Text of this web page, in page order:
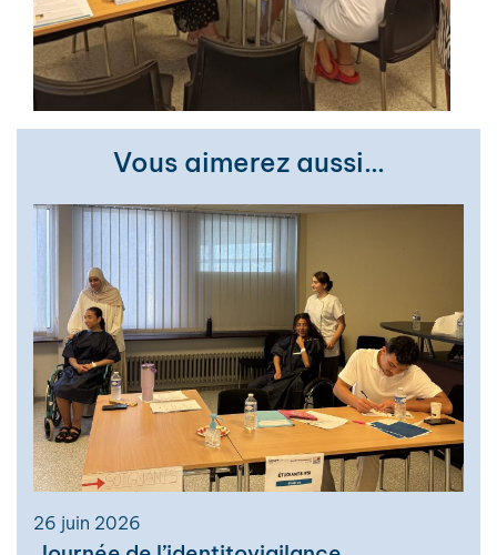
Vous aimerez aussi…
26 juin 2026